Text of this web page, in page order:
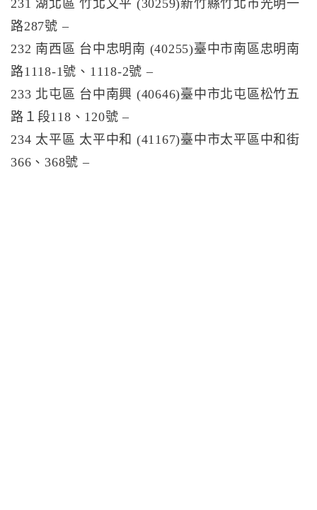
231 湖北區 竹北文平 (30259)新竹縣竹北市光明一
路287號 –
232 南西區 台中忠明南 (40255)臺中市南區忠明南
路1118-1號、1118-2號 –
233 北屯區 台中南興 (40646)臺中市北屯區松竹五
路１段118、120號 –
234 太平區 太平中和 (41167)臺中市太平區中和街
366、368號 –